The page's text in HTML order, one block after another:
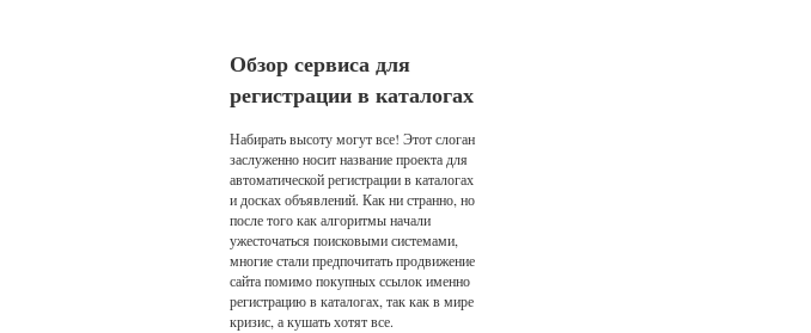
Обзор сервиса для
регистрации в каталогах
Набирать высоту могут все! Этот слоган
заслуженно носит название проекта для
автоматической регистрации в каталогах
и досках объявлений. Как ни странно, но
после того как алгоритмы начали
ужесточаться поисковыми системами,
многие стали предпочитать продвижение
сайта помимо покупных ссылок именно
регистрацию в каталогах, так как в мире
кризис, а кушать хотят все.